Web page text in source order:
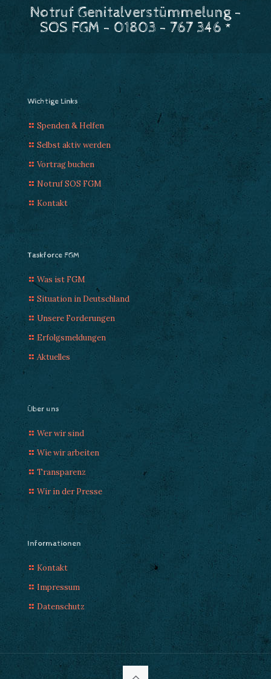
Notruf Genitalverstümmelung -
SOS FGM - 01803 - 767 346 *
Wichtige Links
Spenden & Helfen
Selbst aktiv werden
Vortrag buchen
Notruf SOS FGM
Kontakt
Taskforce FGM
Was ist FGM
Situation in Deutschland
Unsere Forderungen
Erfolgsmeldungen
Aktuelles
Über uns
Wer wir sind
Wie wir arbeiten
Transparenz
Wir in der Presse
Informationen
Kontakt
Impressum
Datenschutz